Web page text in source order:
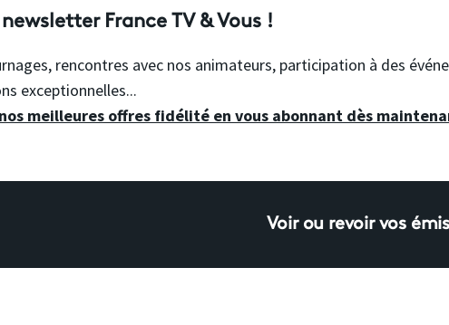
France TV & Vous !
rencontres avec nos animateurs, participation à des
exceptionnelles...
meilleures offres fidélité en vous abonnant dès
Voir ou revoir vos